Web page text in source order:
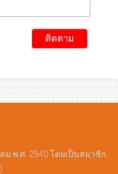
ม พ.ศ. 2540 โดยเป็นสมาชิก